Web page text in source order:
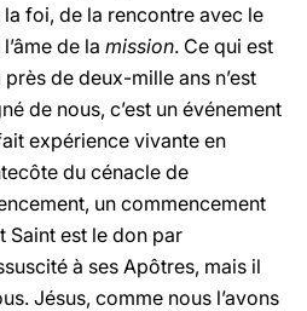
foi, de la rencontre avec le
de la mission. Ce qui est
de deux-mille ans n’est
de nous, c’est un événement
expérience vivante en
du cénacle de
un commencement
Saint est le don par
à ses Apôtres, mais il
Jésus, comme nous l’avons